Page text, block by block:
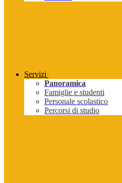
Servizi
Panoramica
Famiglie e studenti
Personale scolastico
Percorsi di studio